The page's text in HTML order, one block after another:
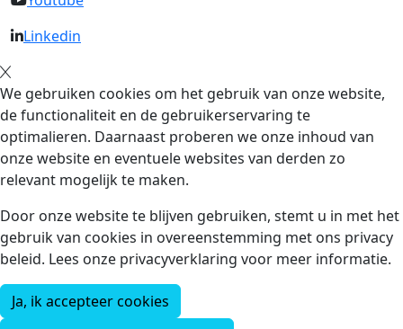
Linkedin
We gebruiken cookies om het gebruik van onze website,
de functionaliteit en de gebruikerservaring te
optimalieren. Daarnaast proberen we onze inhoud van
onze website en eventuele websites van derden zo
relevant mogelijk te maken.
Door onze website te blijven gebruiken, stemt u in met het
gebruik van cookies in overeenstemming met ons privacy
beleid. Lees onze privacyverklaring voor meer informatie.
Ja, ik accepteer cookies